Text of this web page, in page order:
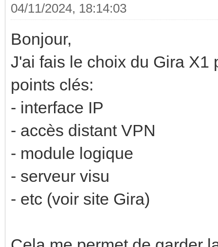
04/11/2024, 18:14:03
Bonjour,
J'ai fais le choix du Gira X1
points clés:
- interface IP
- accès distant VPN
- module logique
- serveur visu
- etc (voir site Gira)